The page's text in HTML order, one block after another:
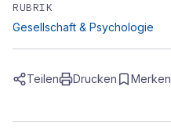
RUBRIK
Gesellschaft & Psychologie
Teilen Drucken Merken